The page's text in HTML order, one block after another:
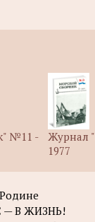
№11 -
Журнал
1977
— В ЖИЗНЬ!